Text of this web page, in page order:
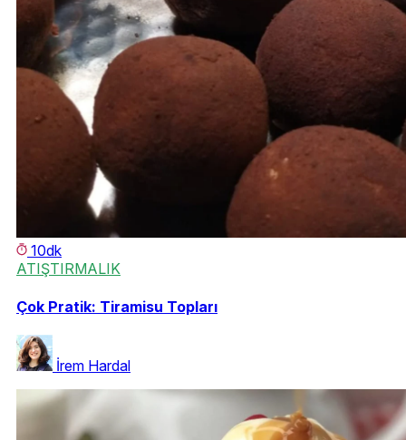
10dk
ATIŞTIRMALIK
Çok Pratik: Tiramisu Topları
İrem Hardal